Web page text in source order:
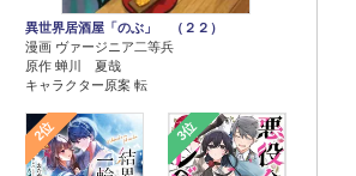
異世界居酒屋「のぶ」 （２２）
漫画 ヴァージニア二等兵
原作 蝉川 夏哉
キャラクター原案 転
2位 3位